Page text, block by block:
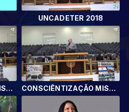
UNCADETER 2018
CONSCIÊNTIZAÇÃO MISSIONÁRIA 17 11 2018 CONSCIÊNTIZAÇÃO MISSIONÁRIA DIA 18/11/2018